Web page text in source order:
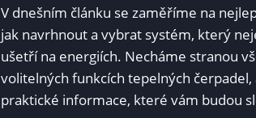
V dnešním článku⁤ se zaměříme na
jak navrhnout a vybrat systém, který‌
ušetří na energiích. ​Necháme ⁣stranou
volitelných funkcích tepelných
praktické informace, které vám budou⁤